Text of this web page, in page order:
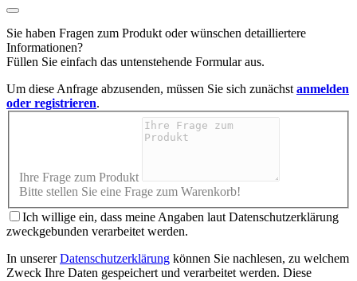
Sie haben Fragen zum Produkt oder wünschen detailliertere
Informationen?
Füllen Sie einfach das untenstehende Formular aus.
Um diese Anfrage abzusenden, müssen Sie sich zunächst anmelden
oder registrieren.
Ihre Frage zum Produkt
Bitte stellen Sie eine Frage zum Warenkorb!
Ich willige ein, dass meine Angaben laut Datenschutzerklärung
zweckgebunden verarbeitet werden.
In unsererDatenschutzerklärung können Sie nachlesen, zu welchem
Zweck Ihre Daten gespeichert und verarbeitet werden. Diese